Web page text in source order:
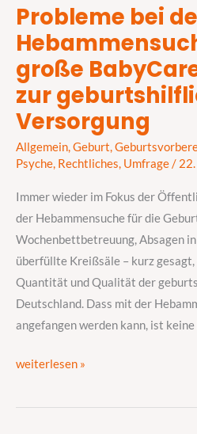
Probleme bei
große
zur
Versorgung
Allgemein,Geburt,
Psyche, Rechtliches, Umfrage/
Immer wieder im Fokus der
der Hebammensuche für die
Wochenbettbetreuung, Absagen
überfüllte Kreißsäle – kurz
Quantität und Qualität der
Deutschland. Dass mit der
angefangen werden kann, ist
Probleme
bei
Hebammensuche?
–
Die
große
BabyCare-
weiterlesen »